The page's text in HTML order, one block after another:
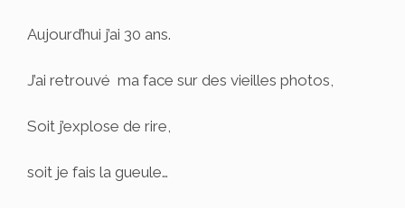
Aujourd’hui j’ai 30 ans.
J’ai retrouvé ma face sur des vieilles photos,
Soit j’explose de rire,
soit je fais la gueule…